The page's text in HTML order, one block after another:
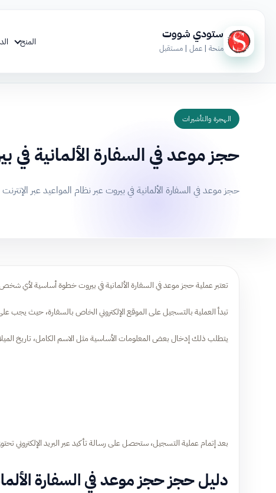
ستودي شووت
منحة | عمل | مستقبل
المنح
الهجرة والتأشيرات
حجز موعد في السفارة الألمانية في
حجز موعد في السفارة الألمانية في بيروت عبر نظام المواعيد عبر
تعتبر عملية حجز موعد في السفارة الألمانية في بيروت خطوة أساسية
تبدأ العملية بالتسجيل على الموقع الإلكتروني الخاص بالسفارة، حيث
يتطلب ذلك إدخال بعض المعلومات الأساسية مثل الاسم الكامل، تاريخ الميلاد،
بعد إتمام عملية التسجيل، ستحصل على رسالة تأكيد عبر البريد الإلكتروني
دليل حجز حجز موعد في السفارة